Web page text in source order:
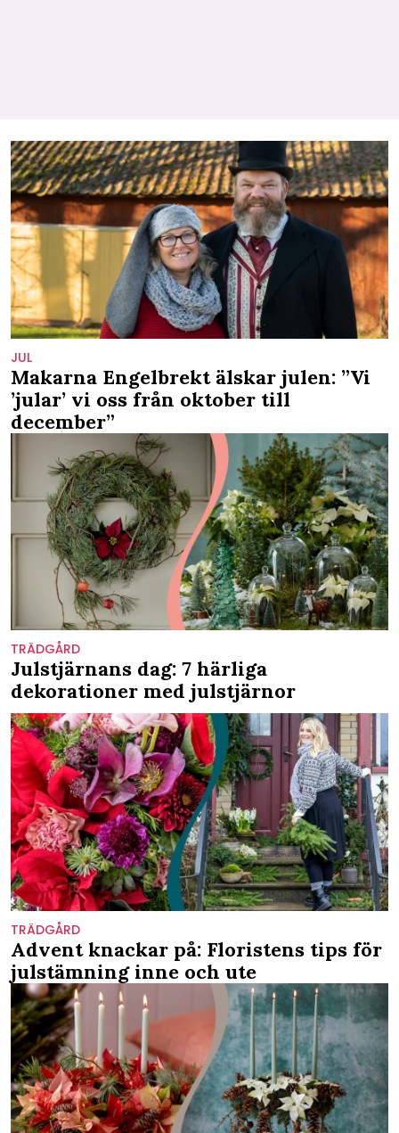
JUL
Makarna Engelbrekt älskar julen: ”Vi
’jular’ vi oss från oktober till
december”
TRÄDGÅRD
Julstjärnans dag: 7 härliga
dekorationer med julstjärnor
TRÄDGÅRD
Advent knackar på: Floristens tips för
julstämning inne och ute